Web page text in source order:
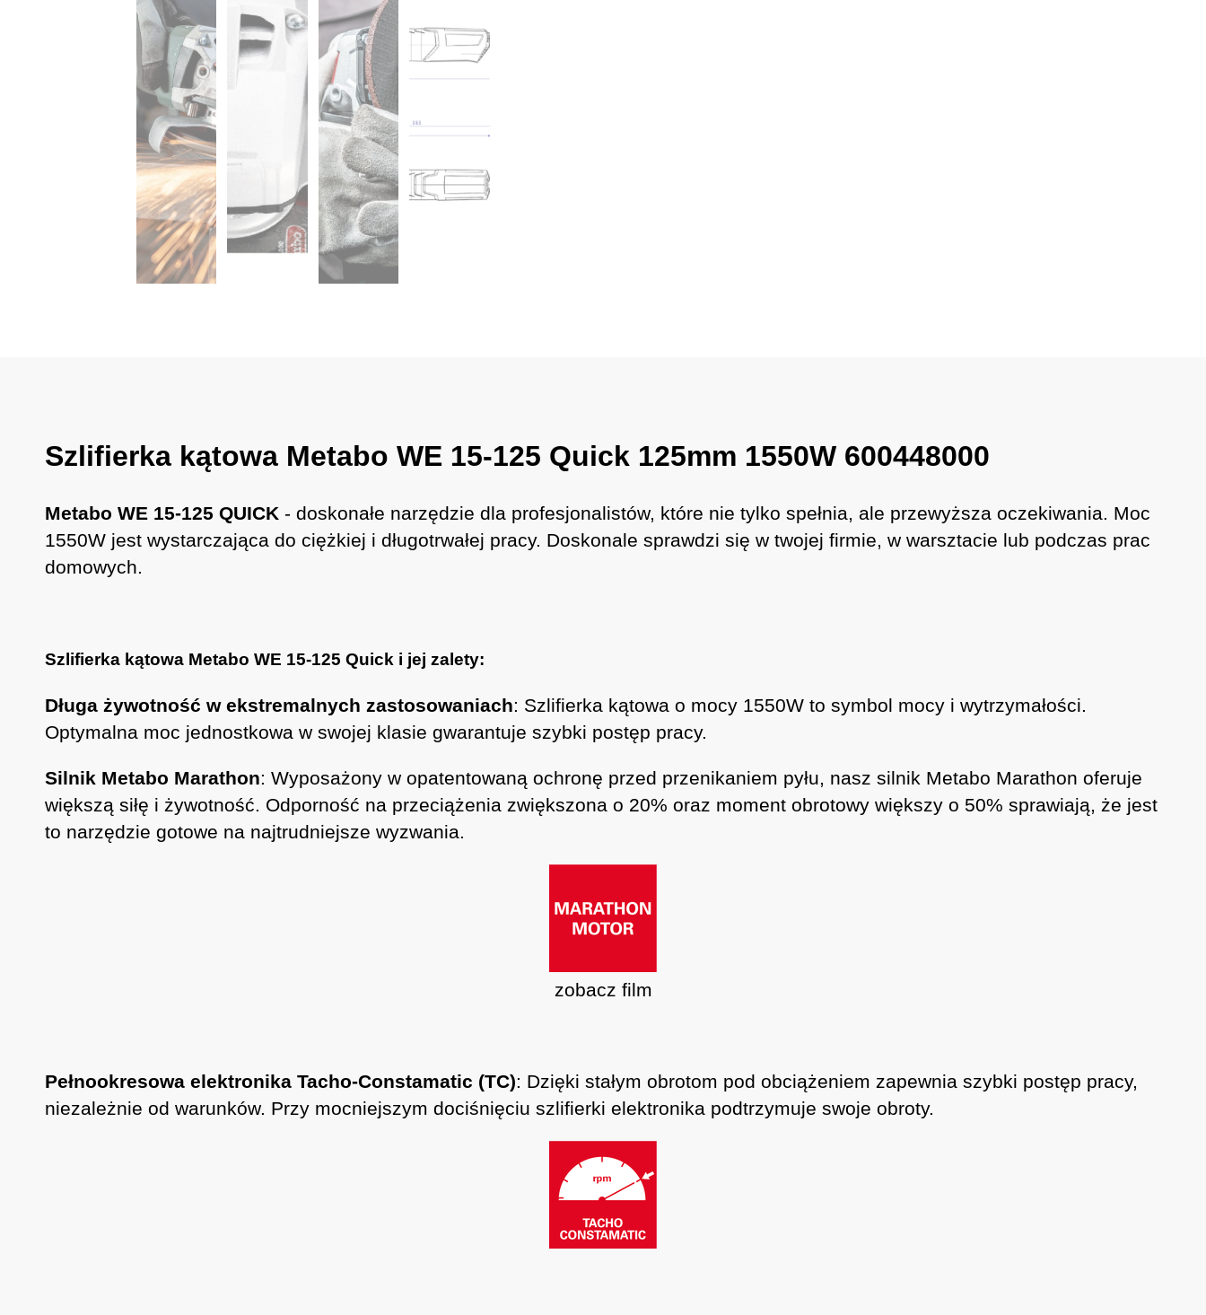
Szlifierka kątowa Metabo WE 15-125 Quick 125mm 1550W 600448000
Metabo WE 15-125 QUICK - doskonałe narzędzie dla profesjonalistów, które nie tylko spełnia, ale przewyższa oczekiwania. Moc
1550W jest wystarczająca do ciężkiej i długotrwałej pracy. Doskonale sprawdzi się w twojej firmie, w warsztacie lub podczas prac
domowych.
Szlifierka kątowa Metabo WE 15-125 Quick i jej zalety:
Długa żywotność w ekstremalnych zastosowaniach: Szlifierka kątowa o mocy 1550W to symbol mocy i wytrzymałości.
Optymalna moc jednostkowa w swojej klasie gwarantuje szybki postęp pracy.
Silnik Metabo Marathon: Wyposażony w opatentowaną ochronę przed przenikaniem pyłu, nasz silnik Metabo Marathon oferuje
większą siłę i żywotność. Odporność na przeciążenia zwiększona o 20% oraz moment obrotowy większy o 50% sprawiają, że jest
to narzędzie gotowe na najtrudniejsze wyzwania.
zobacz film
Pełnookresowa elektronika Tacho-Constamatic (TC): Dzięki stałym obrotom pod obciążeniem zapewnia szybki postęp pracy,
niezależnie od warunków. Przy mocniejszym dociśnięciu szlifierki elektronika podtrzymuje swoje obroty.